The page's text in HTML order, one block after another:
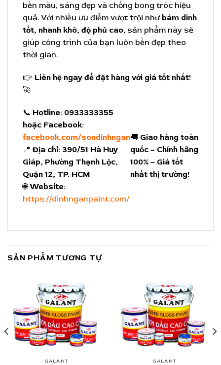
bền màu, sáng đẹp và chống bong tróc hiệu
quả. Với nhiều ưu điểm vượt trội như bám dính
tốt, nhanh khô, độ phủ cao, sản phẩm này sẽ
giúp công trình của bạn luôn bền đẹp theo
thời gian.
👉 Liên hệ ngay để đặt hàng với giá tốt nhất!
🚀
📞 Hotline: 0933333355
hoặc Facebook:
facebook.com/sondinhngan
📍Địa chỉ: 390/51 Hà Huy
Giáp, Phường Thạnh Lộc,
Quận 12, TP. HCM
🌐Website:
https://dinhnganpaint.com/
🚚 Giao hàng toàn
quốc – Chính hãng
100% – Giá tốt
nhất thị trường!
SẢN PHẨM TƯƠNG TỰ
GALANT GALANT